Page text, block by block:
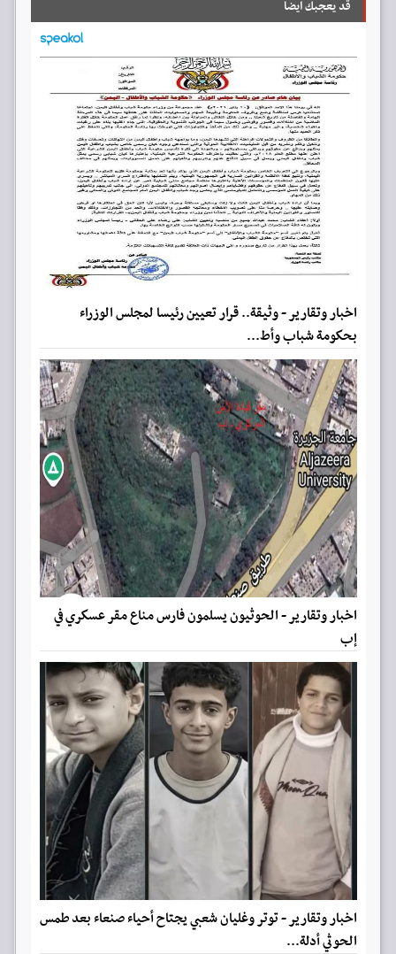
قد يعجبك ايضا
اخبار وتقارير - وثيقة.. قرار تعيين رئيسا لمجلس الوزراء
بحكومة شباب وأط...
اخبار وتقارير - الحوثيون يسلمون فارس مناع مقر عسكري في
إب
اخبار وتقارير - توتر وغليان شعبي يجتاح أحياء صنعاء بعد طمس
الحوثي أدلة...